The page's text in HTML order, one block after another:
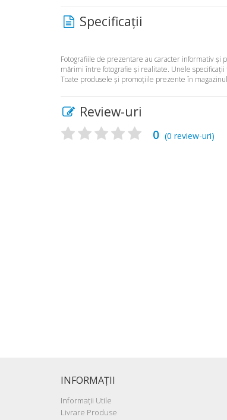
Specificaţii
Fotografiile de prezentare au caracter informativ şi
mărimi între fotografie şi realitate. Unele
Toate produsele şi promoţiile prezente în
Review-uri
0 (0 review-uri)
INFORMAŢII
Informaţii Utile
Livrare Produse